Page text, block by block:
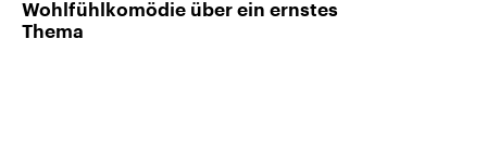
Wohlfühlkomödie über ein ernstes
Thema